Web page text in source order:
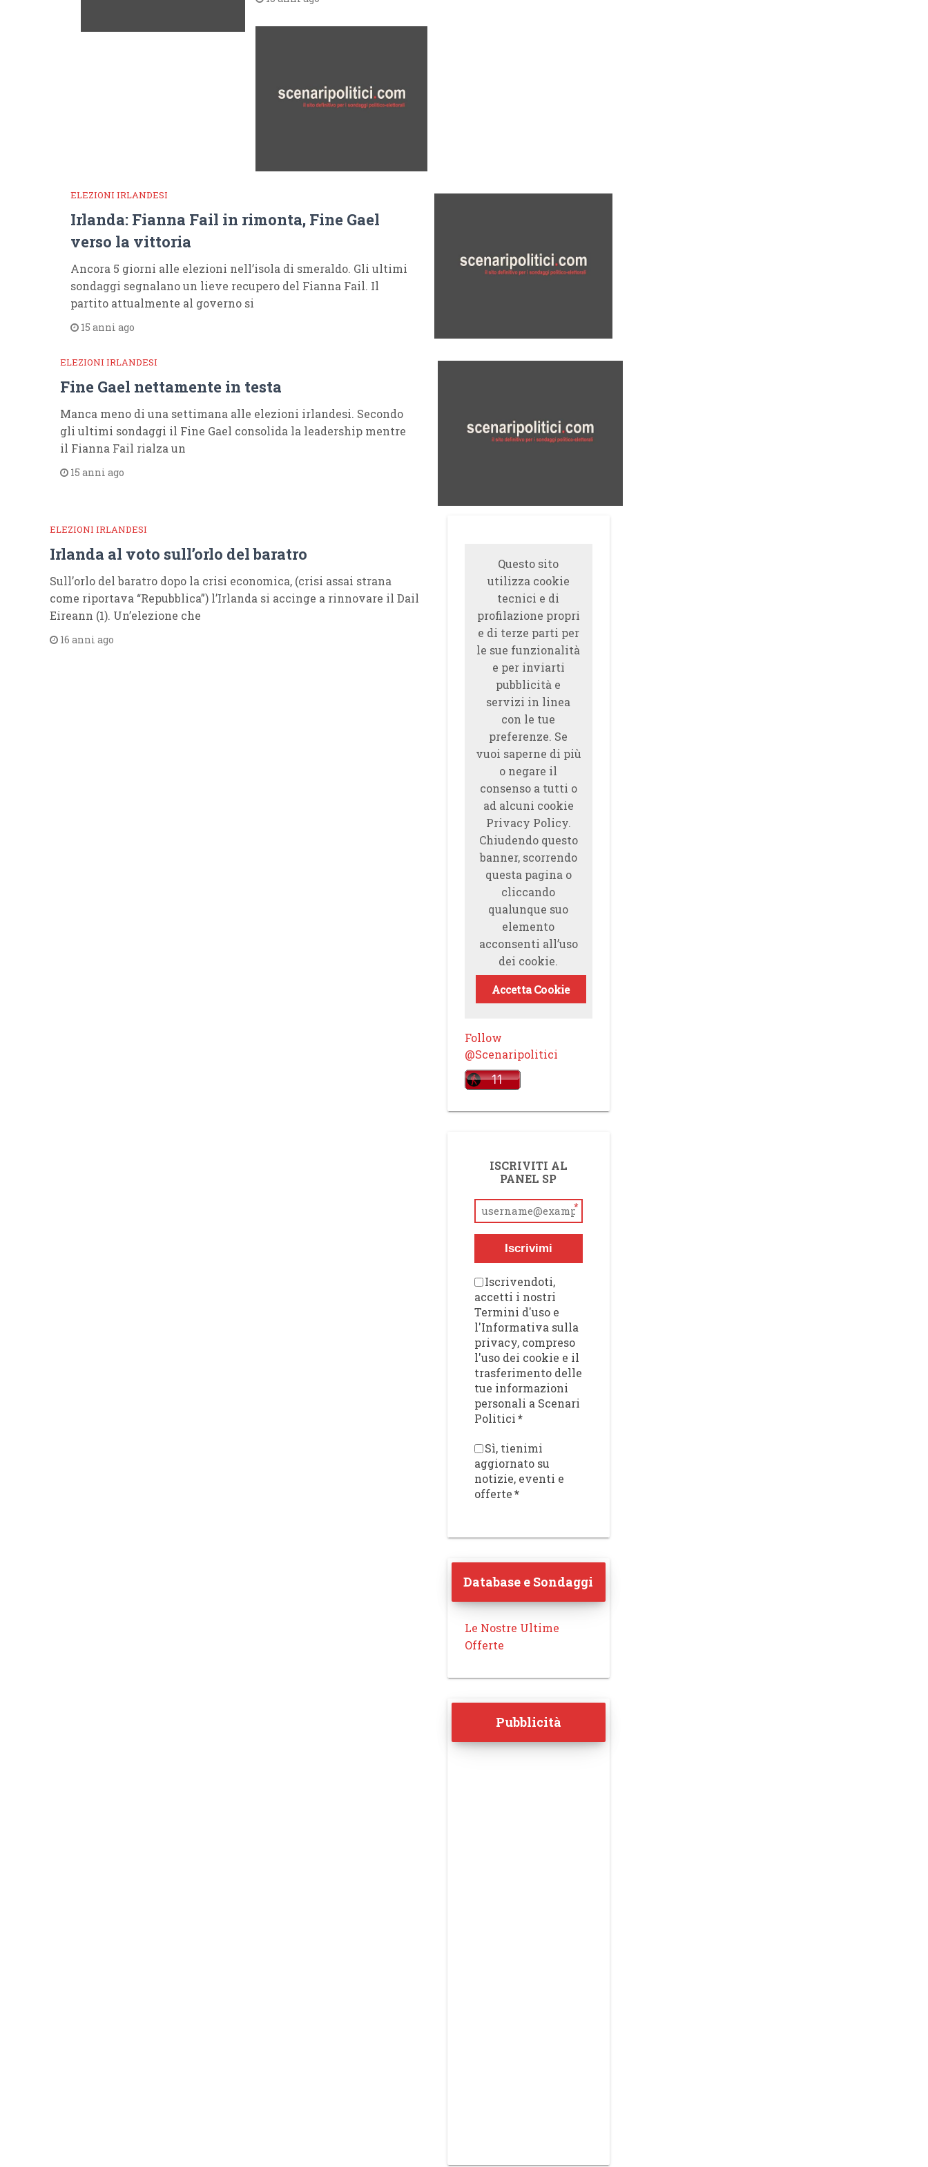
ELEZIONI IRLANDESI
Irlanda: Fianna Fail in rimonta, Fine Gael
verso la vittoria
Ancora 5 giorni alle elezioni nell’isola di smeraldo. Gli ultimi
sondaggi segnalano un lieve recupero del Fianna Fail. Il
partito attualmente al governo si
15 anni ago
ELEZIONI IRLANDESI
Fine Gael nettamente in testa
Manca meno di una settimana alle elezioni irlandesi. Secondo
gli ultimi sondaggi il Fine Gael consolida la leadership mentre
il Fianna Fail rialza un
15 anni ago
ELEZIONI IRLANDESI
Irlanda al voto sull’orlo del baratro
Sull’orlo del baratro dopo la crisi economica, (crisi assai strana
come riportava “Repubblica”) l’Irlanda si accinge a rinnovare il Dail
Eireann (1). Un’elezione che
16 anni ago
Questo sito
utilizza cookie
tecnici e di
profilazione propri
e di terze parti per
le sue funzionalità
e per inviarti
pubblicità e
servizi in linea
con le tue
preferenze. Se
vuoi saperne di più
o negare il
consenso a tutti o
ad alcuni cookie
Privacy Policy.
Chiudendo questo
banner, scorrendo
questa pagina o
cliccando
qualunque suo
elemento
acconsenti all’uso
dei cookie.
Accetta Cookie
Follow
@Scenaripolitici
ISCRIVITI AL
PANEL SP
*
Iscrivimi
Iscrivendoti,
accetti i nostri
Termini d'uso e
l'Informativa sulla
privacy, compreso
l'uso dei cookie e il
trasferimento delle
tue informazioni
personali a Scenari
Politici*
Sì, tienimi
aggiornato su
notizie, eventi e
offerte*
Database e Sondaggi
Le Nostre Ultime
Offerte
Pubblicità